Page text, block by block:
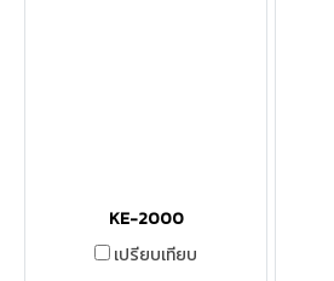
KE-2000
เปรียบเทียบ